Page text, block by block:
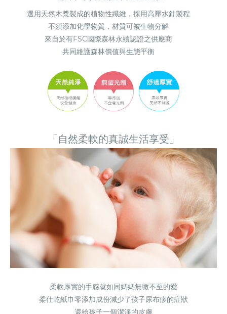
選用天然木漿製成的植物性纖維，採用高壓水針製程
不須添加化學物質，材質可被生物分解
來自於有FSC國際森林永續認證之供應商
共同維護森林價值與生態平衡
「自然柔軟的真誠生活享受」
柔軟厚實的手感就如同媽媽無微不至的愛
柔仕乾紙巾零添加成份減少了孩子尿布疹的症狀
還給孩子一個潔淨的皮膚
柔軟厚實的手感就如同媽媽無微不至的愛
柔仕乾紙巾零添加成份減少了孩子尿布疹的症狀
還給孩子一個潔淨的皮膚
柔軟厚實的手感就如同媽媽無微不至的愛
柔仕乾紙巾零添加成份減少了孩子尿布疹的症狀
還給孩子一個潔淨的皮膚